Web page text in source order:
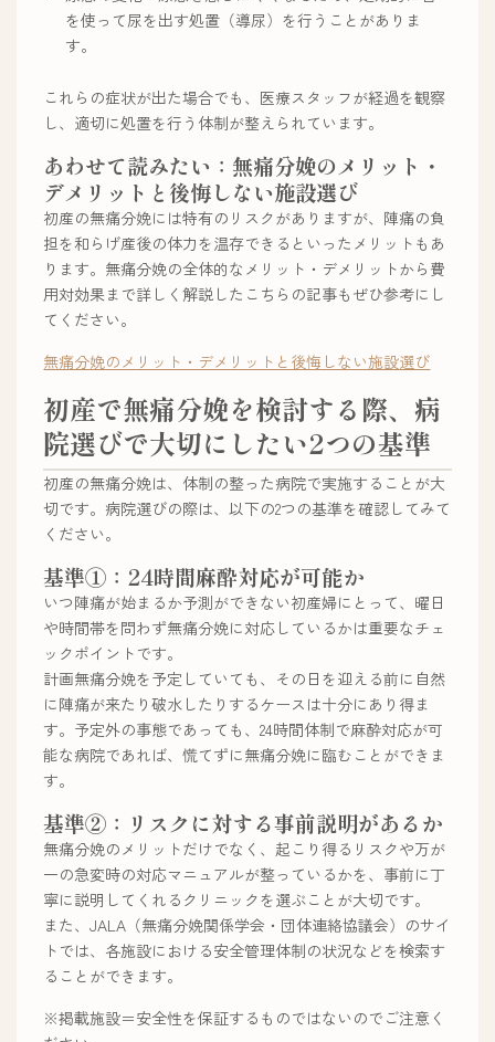
を使って尿を出す処置（導尿）を行うことがありま
す。
これらの症状が出た場合でも、医療スタッフが経過を観察
し、適切に処置を行う体制が整えられています。
あわせて読みたい：無痛分娩のメリット・
デメリットと後悔しない施設選び
初産の無痛分娩には特有のリスクがありますが、陣痛の負
担を和らげ産後の体力を温存できるといったメリットもあ
ります。無痛分娩の全体的なメリット・デメリットから費
用対効果まで詳しく解説したこちらの記事もぜひ参考にし
てください。
無痛分娩のメリット・デメリットと後悔しない施設選び
初産で無痛分娩を検討する際、病
院選びで大切にしたい2つの基準
初産の無痛分娩は、体制の整った病院で実施することが大
切です。病院選びの際は、以下の2つの基準を確認してみて
ください。
基準①：24時間麻酔対応が可能か
いつ陣痛が始まるか予測ができない初産婦にとって、曜日
や時間帯を問わず無痛分娩に対応しているかは重要なチェ
ックポイントです。
計画無痛分娩を予定していても、その日を迎える前に自然
に陣痛が来たり破水したりするケースは十分にあり得ま
す。予定外の事態であっても、24時間体制で麻酔対応が可
能な病院であれば、慌てずに無痛分娩に臨むことができま
す。
基準②：リスクに対する事前説明があるか
無痛分娩のメリットだけでなく、起こり得るリスクや万が
一の急変時の対応マニュアルが整っているかを、事前に丁
寧に説明してくれるクリニックを選ぶことが大切です。
また、JALA（無痛分娩関係学会・団体連絡協議会）のサイ
トでは、各施設における安全管理体制の状況などを検索す
ることができます。
※掲載施設＝安全性を保証するものではないのでご注意く